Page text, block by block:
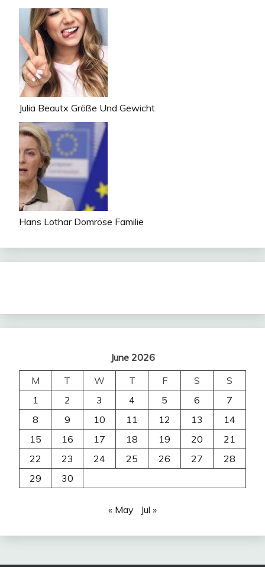
Julia Beautx Größe Und Gewicht
Hans Lothar Domröse Familie
June 2026
M
T W T F S
S
1
2 3 4 5 6
7
8
9 10 11 12 13
14
15
16 17 18 19 20
21
22
23 24 25 26 27
28
29
30
« May Jul »